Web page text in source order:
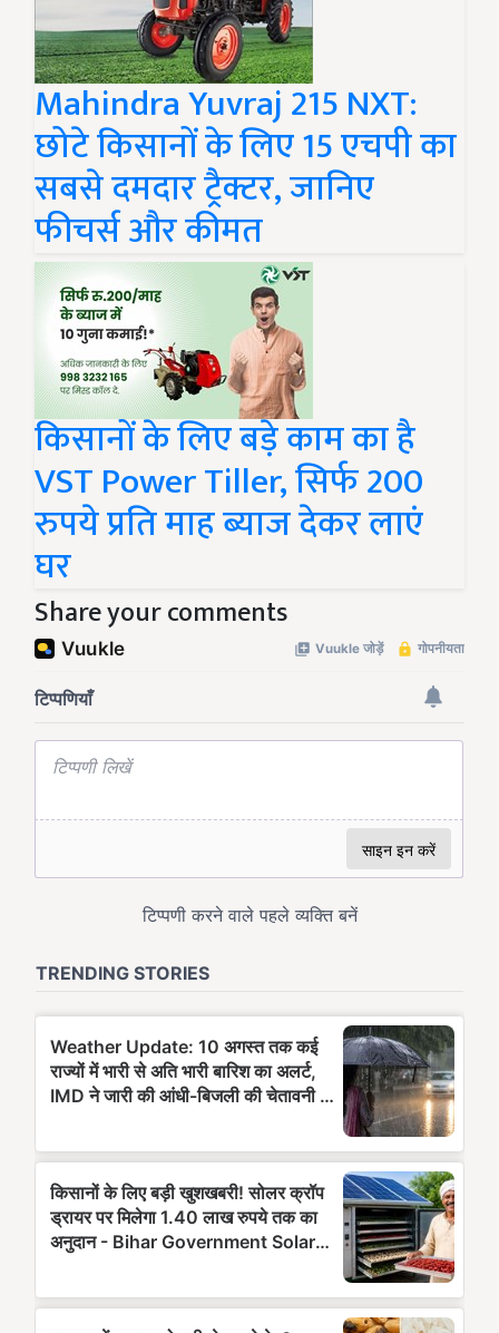
Mahindra Yuvraj 215 NXT:
छोटे किसानों के लिए 15 एचपी का
सबसे दमदार ट्रैक्टर, जानिए
फीचर्स और कीमत
किसानों के लिए बड़े काम का है
VST Power Tiller, सिर्फ 200
रुपये प्रति माह ब्याज देकर लाएं
घर
Share your comments